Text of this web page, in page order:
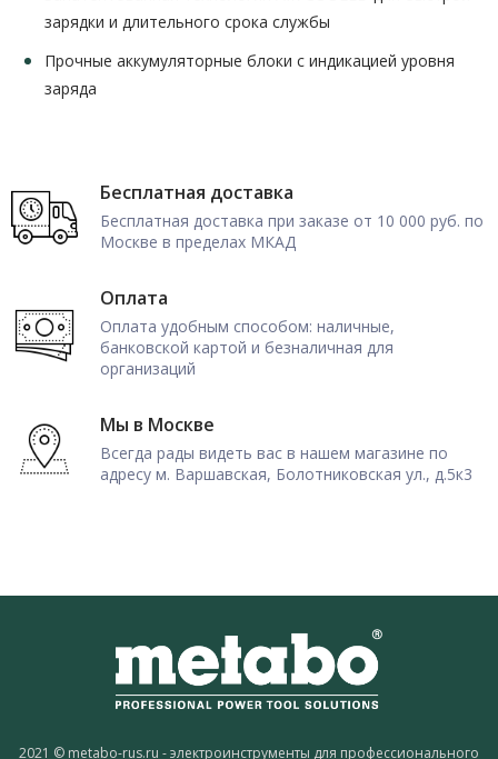
зарядки и длительного срока службы
Прочные аккумуляторные блоки с индикацией уровня
заряда
Бесплатная доставка
Бесплатная доставка при заказе от 10 000 руб. по
Москве в пределах МКАД
Оплата
Оплата удобным способом: наличные,
банковской картой и безналичная для
организаций
Мы в Москве
Всегда рады видеть вас в нашем магазине по
адресу м. Варшавская, Болотниковская ул., д.5к3
2021 © metabo-rus.ru - электроинструменты для профессионального